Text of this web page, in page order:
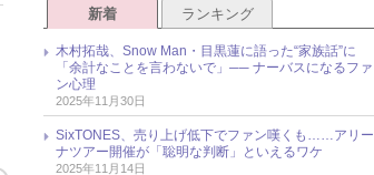
新着 ランキング
木村拓哉、Snow Man・目黒蓮に語った“家族話”に
「余計なことを言わないで」── ナーバスになるファ
ン心理
2025年11月30日
SixTONES、売り上げ低下でファン嘆くも……アリー
ナツアー開催が「聡明な判断」といえるワケ
2025年11月14日